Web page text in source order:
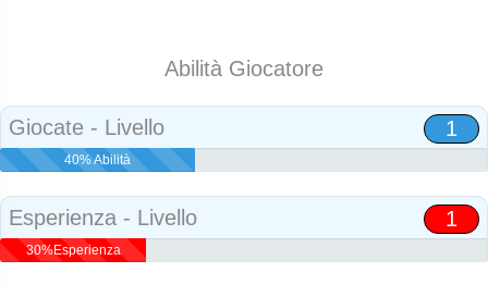
Abilità Giocatore
Giocate - Livello 1
40% Abilità
Esperienza - Livello 1
30%Esperienza